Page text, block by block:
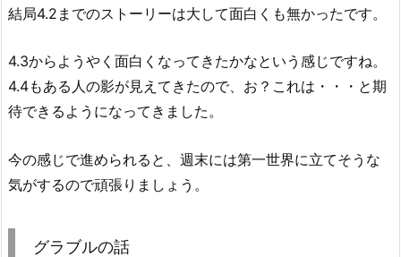
結局4.2までのストーリーは大して面白くも無かったです。
4.3からようやく面白くなってきたかなという感じですね。
4.4もある人の影が見えてきたので、お？これは・・・と期
待できるようになってきました。
今の感じで進められると、週末には第一世界に立てそうな
気がするので頑張りましょう。
グラブルの話